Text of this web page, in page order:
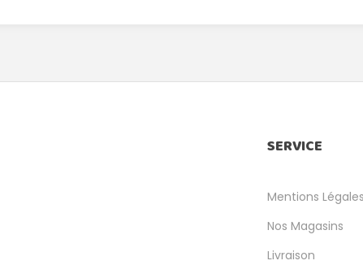
SERVICE
Mentions Légales
Nos Magasins
Livraison